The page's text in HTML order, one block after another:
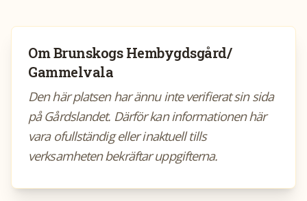
OmBrunskogs Hembygdsgård/
Gammelvala
Den här platsen har ännu inte verifierat sin sida
på Gårdslandet. Därför kan informationen här
vara ofullständig eller inaktuell tills
verksamheten bekräftar uppgifterna.